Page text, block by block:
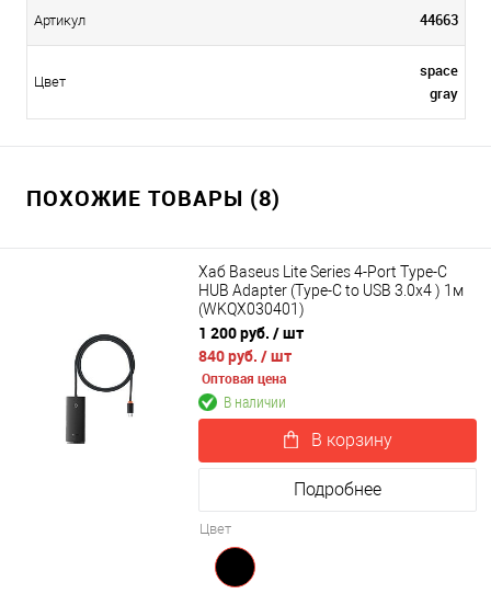
Артикул 44663
Цвет
space
gray
ПОХОЖИЕ ТОВАРЫ (8)
Хаб Baseus Lite Series 4-Port Type-C
HUB Adapter (Type-C to USB 3.0x4 ) 1м
(WKQX030401)
1 200 руб. / шт
840 руб. / шт
Оптовая цена
В наличии
В корзину
Подробнее
Цвет